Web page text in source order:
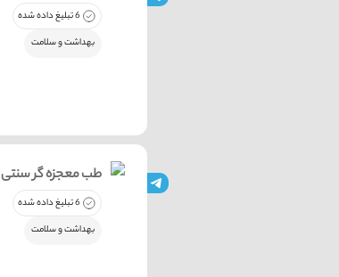
6 تبلیغ داده شده
بهداشت و سلامت
طب معجزه گر سنتی
6 تبلیغ داده شده
بهداشت و سلامت